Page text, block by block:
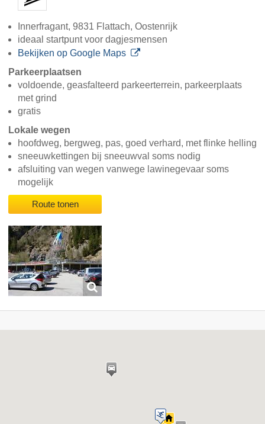
Innerfragant, 9831 Flattach, Oostenrijk
ideaal startpunt voor dagjesmensen
Bekijken op Google Maps
Parkeerplaatsen
voldoende, geasfalteerd parkeerterrein, parkeerplaats
met grind
gratis
Lokale wegen
hoofdweg, bergweg, pas, goed verhard, met flinke helling
sneeuwkettingen bij sneeuwval soms nodig
afsluiting van wegen vanwege lawinegevaar soms
mogelijk
Route tonen